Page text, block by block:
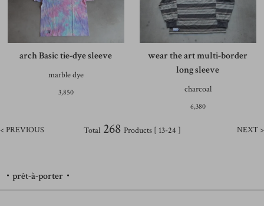
arch Basic tie-dye sleeve
marble dye
3,850
wear the art multi-border
long sleeve
charcoal
6,380
< PREVIOUS NEXT >
Total 268 Products [ 13-24 ]
・prêt-à-porter・